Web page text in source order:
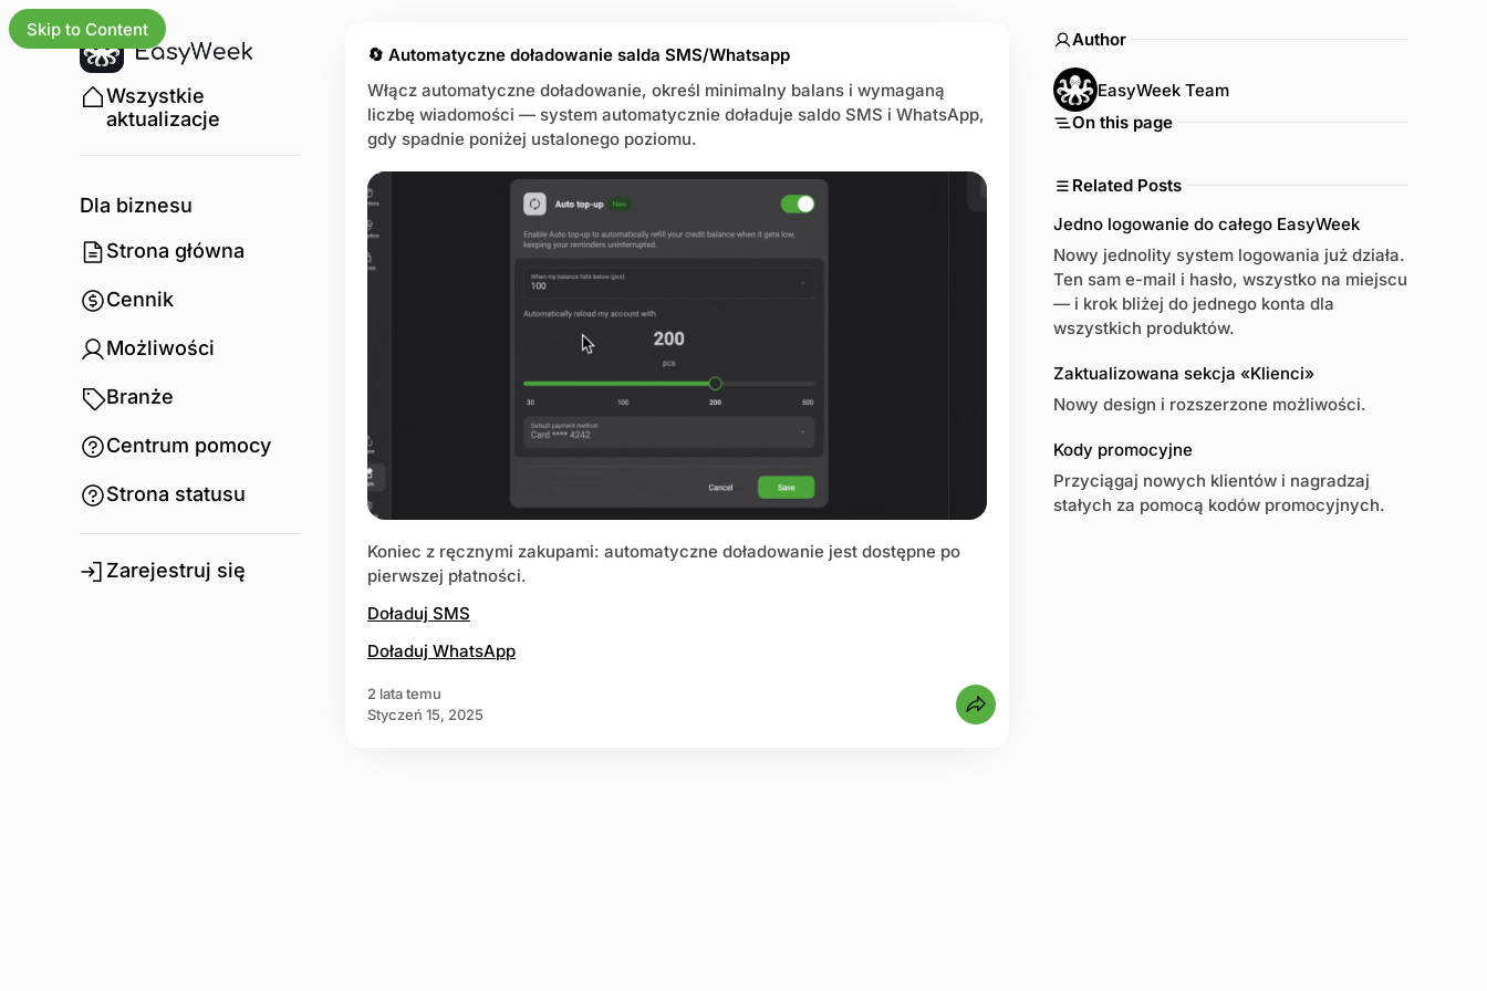
Skip to Content
Wszystkie
aktualizacje
Dla biznesu
Strona główna
Cennik
Możliwości
Branże
Centrum pomocy
Strona statusu
Zarejestruj się
🔄 Automatyczne doładowanie salda SMS/Whatsapp
Włącz automatyczne doładowanie, określ minimalny balans i wymaganą
liczbę wiadomości — system automatycznie doładuje saldo SMS i WhatsApp,
gdy spadnie poniżej ustalonego poziomu.
Koniec z ręcznymi zakupami: automatyczne doładowanie jest dostępne po
pierwszej płatności.
Doładuj SMS
Doładuj WhatsApp
2 lata temu
styczeń 15, 2025
Author
EasyWeek Team
On this page
Related Posts
Jedno logowanie do całego EasyWeek
Nowy jednolity system logowania już działa.
Ten sam e-mail i hasło, wszystko na miejscu
— i krok bliżej do jednego konta dla
wszystkich produktów.
Zaktualizowana sekcja «Klienci»
Nowy design i rozszerzone możliwości.
Kody promocyjne
Przyciągaj nowych klientów i nagradzaj
stałych za pomocą kodów promocyjnych.